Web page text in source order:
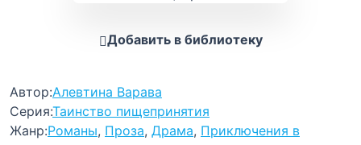
Добавить в библиотеку
Автор:Алевтина Варава
Серия:Таинство пищепринятия
Жанр:Романы, Проза, Драма, Приключения в